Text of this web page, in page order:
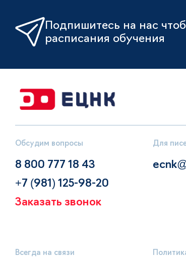
Подпишитесь на нас
расписания обучения
Обсудим вопросы
8 800 777 18 43
+7 (981) 125-98-20
Заказать звонок
Для
Всегда на связи